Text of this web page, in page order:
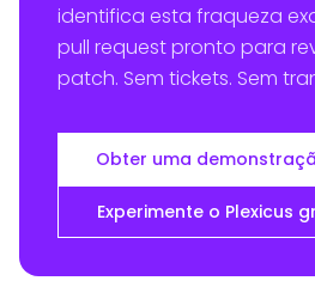
identifica esta fraqueza
pull request pronto para
patch. Sem tickets. Sem
Obter uma
Experimente o Plexicus